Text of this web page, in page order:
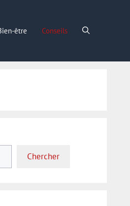
être Conseils
Chercher